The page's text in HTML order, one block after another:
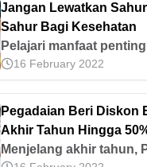
Jangan Lewatkan
Sahur Bagi Kesehatan
Pelajari manfaat
kesehatan tubuh
jangka panjang. Simak
kamu tetap kuat dan
berpuasa.
16 February 2022
Pegadaian Beri Diskon
Akhir Tahun Hingga
Menjelang akhir tahun,